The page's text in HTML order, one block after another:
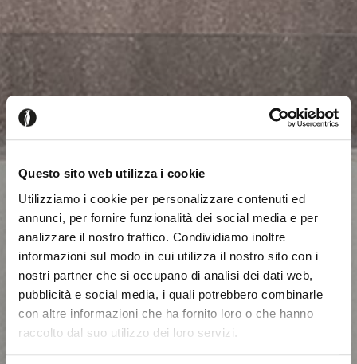
Questo sito web utilizza i cookie
Utilizziamo i cookie per personalizzare contenuti ed
annunci, per fornire funzionalità dei social media e per
analizzare il nostro traffico. Condividiamo inoltre
informazioni sul modo in cui utilizza il nostro sito con i
nostri partner che si occupano di analisi dei dati web,
pubblicità e social media, i quali potrebbero combinarle
con altre informazioni che ha fornito loro o che hanno
raccolto dal suo utilizzo dei loro servizi.
Parece que estás navegando Cerrar